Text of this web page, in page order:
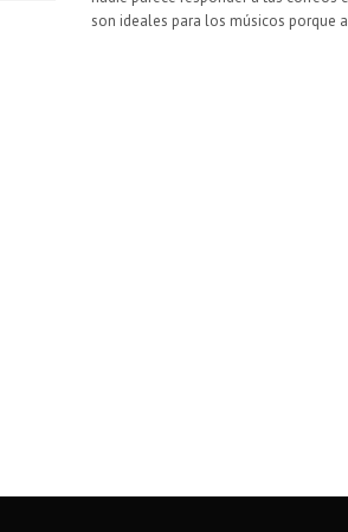
son ideales para los músicos